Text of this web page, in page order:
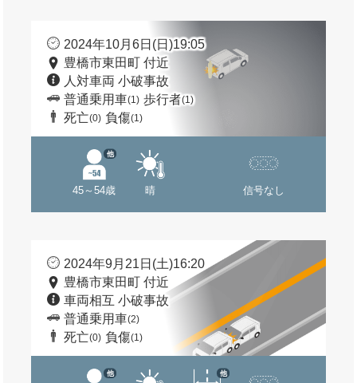
2024年10月6日(日)19:05
豊橋市東田町 付近
人対車両 小破事故
普通乗用車(1) 歩行者(1)
死亡(0) 負傷(1)
45～54歳
他
晴 信号なし
2024年9月21日(土)16:20
豊橋市東田町 付近
車両相互 小破事故
普通乗用車(2)
死亡(0) 負傷(1)
他 他